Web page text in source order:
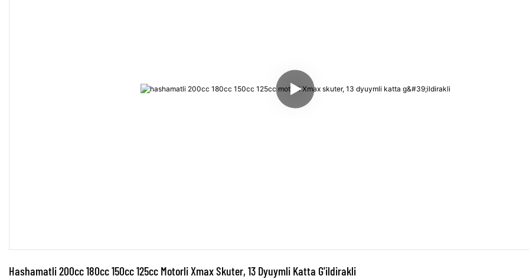
Hashamatli 200cc 180cc 150cc 125cc Motorli Xmax Skuter, 13 Dyuymli Katta G'ildirakli